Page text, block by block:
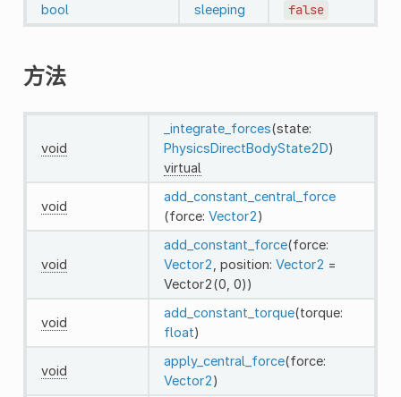
bool
sleeping false
方法
void
_integrate_forces(state:
PhysicsDirectBodyState2D)
virtual
void
add_constant_central_force
(force: Vector2)
void
add_constant_force(force:
Vector2 , position: Vector2 =
Vector2(0, 0))
void
add_constant_torque(torque:
float)
void
apply_central_force(force:
Vector2)